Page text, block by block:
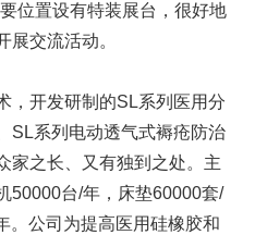
位置设有特装展台，很好地
展交流活动。
开发研制的SL系列医用分
SL系列电动透气式褥疮防治
家之长、又有独到之处。主
50000台/年，床垫60000套/
。公司为提高医用硅橡胶和